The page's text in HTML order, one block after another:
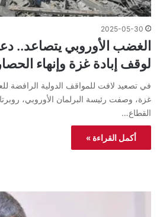
2025-05-30
الغضب الأوروبي يتصاعد..
لوقف إبادة غزة وإنهاء
في تصعيد لافت للمواقف الدولية الرافضة
غزة، وصفت رئيسة البرلمان الأوروبي،
القطاع…
أكمل القراءة »